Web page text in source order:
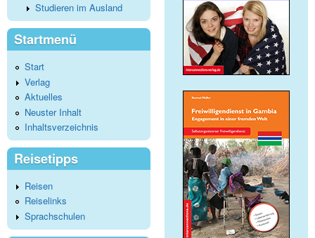
Studieren im Ausland
Startmenü
Start
Verlag
Aktuelles
Neuster Inhalt
Inhaltsverzeichnis
Reisetipps
Reisen
Reiselinks
Sprachschulen